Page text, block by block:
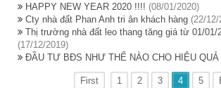
HAPPY NEW YEAR 2020 !!!! (08/01/2020)
Cty nhà đất Phan Anh tri ân khách hàng (22/12/
Thị trường nhà đất leo thang tăng giá từ 01/01/
(17/12/2019)
ĐẦU TƯ BĐS NHƯ THẾ NÀO CHO HIỆU QUẢ
First 1 2 3 4 5